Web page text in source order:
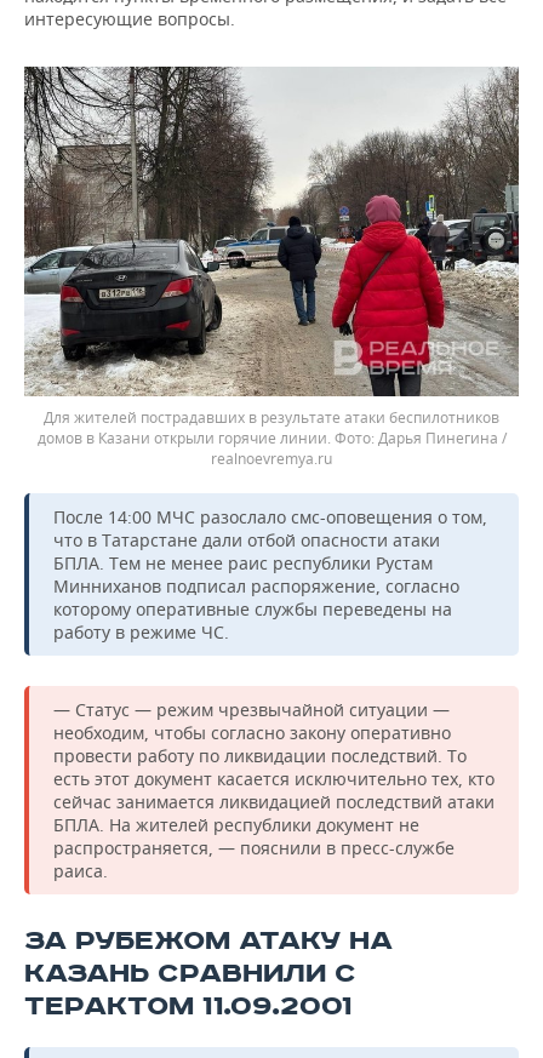
интересующие вопросы.
Для жителей пострадавших в результате атаки беспилотников
домов в Казани открыли горячие линии.
Дарья Пинегина /
realnoevremya.ru
После 14:00 МЧС разослало смс-оповещения о том,
что в Татарстане дали отбой опасности атаки
БПЛА. Тем не менее раис республики Рустам
Минниханов подписал распоряжение, согласно
которому оперативные службы переведены на
работу в режиме ЧС.
— Статус — режим чрезвычайной ситуации —
необходим, чтобы согласно закону оперативно
провести работу по ликвидации последствий. То
есть этот документ касается исключительно тех, кто
сейчас занимается ликвидацией последствий атаки
БПЛА. На жителей республики документ не
распространяется, — пояснили в пресс-службе
раиса.
ЗА РУБЕЖОМ АТАКУ НА
КАЗАНЬ СРАВНИЛИ С
ТЕРАКТОМ 11.09.2001